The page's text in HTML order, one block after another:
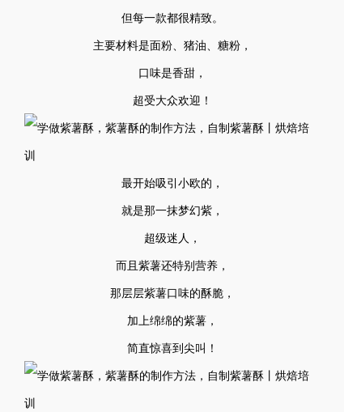
但每一款都很精致。
主要材料是面粉、猪油、糖粉，
口味是香甜，
超受大众欢迎！
最开始吸引小欧的，
就是那一抹梦幻紫，
超级迷人，
而且紫薯还特别营养，
那层层紫薯口味的酥脆，
加上绵绵的紫薯，
简直惊喜到尖叫！